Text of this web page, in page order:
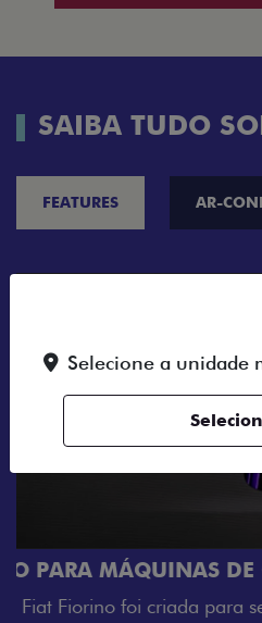
SAIBA TUDO
FEATURES AR-
CHAVE COM
Agora, a chave da sua
Selecione a unidade